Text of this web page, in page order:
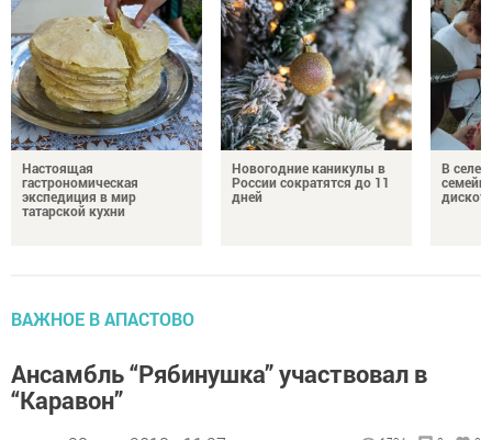
Настоящая
гастрономическая
экспедиция в мир
татарской кухни
Новогодние каникулы в
России сократятся до 11
дней
В селе
ВАЖНОЕ В АПАСТОВО
Ансамбль “Рябинушка” участвовал в
“Каравон”